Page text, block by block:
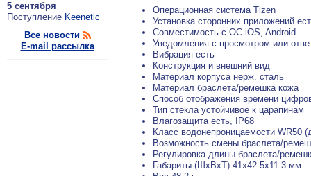
5 сентября
По­ступ­ле­ние Keenetic
Все новости
E-mail рассылка
Операционная система Tizen
Установка сторонних приложений
Совместимость с ОС iOS, Android
Уведомления с просмотром или
Вибрация есть
Конструкция и внешний вид
Материал корпуса нерж. сталь
Материал браслета/ремешка кожа
Способ отображения времени
Тип стекла устойчивое к царапинам
Влагозащита есть, IP68
Класс водонепроницаемости WR50
Возможность смены браслета/
Регулировка длины браслета/
Габариты (ШхВхТ) 41x42.5x11.3 мм